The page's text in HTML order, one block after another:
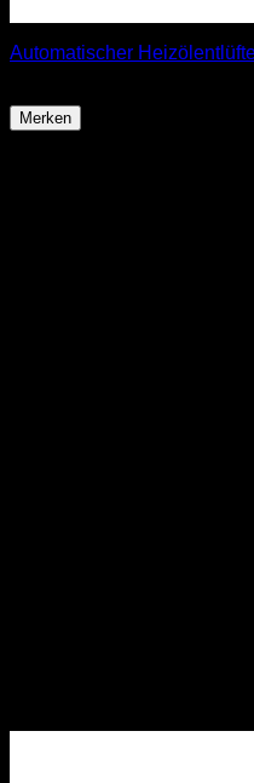
Automatischer
Merken